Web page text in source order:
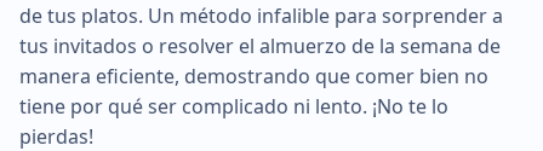
de tus platos. Un método infalible para sorprender a
tus invitados o resolver el almuerzo de la semana de
manera eficiente, demostrando que comer bien no
tiene por qué ser complicado ni lento. ¡No te lo
pierdas!